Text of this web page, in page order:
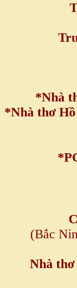
*Nhà
*Nhà thơ
*
(Bắc
Nhà